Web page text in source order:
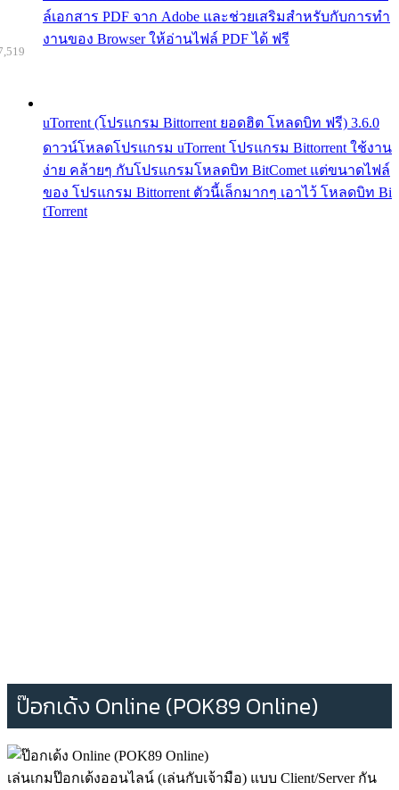
ล์เอกสาร PDF จาก Adobe และช่วยเสริมสำหรับกับการทำ
งานของ Browser ให้อ่านไฟล์ PDF ได้ ฟรี
uTorrent (โปรแกรม Bittorrent ยอดฮิต โหลดบิท ฟรี) 3.6.0
ดาวน์โหลดโปรแกรม uTorrent โปรแกรม Bittorrent ใช้งาน
ง่าย คล้ายๆ กับโปรแกรมโหลดบิท BitComet แต่ขนาดไฟล์
ของ โปรแกรม Bittorrent ตัวนี้เล็กมากๆ เอาไว้ โหลดบิท Bi
tTorrent
ป๊อกเด้ง Online (POK89 Online)
เล่นเกมป๊อกเด้งออนไลน์ (เล่นกับเจ้ามือ) แบบ Client/Server กัน